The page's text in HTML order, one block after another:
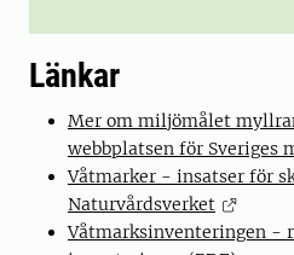
Länkar
Mer om miljömålet
webbplatsen för Sveriges
Våtmarker - insatser för
Naturvårdsverket
Våtmarksinventeringen -